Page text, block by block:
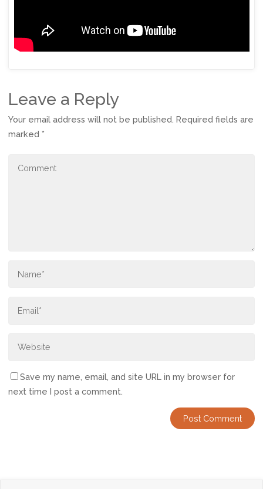
Leave a Reply
Your email address will not be published. Required fields are
marked *
Save my name, email, and site URL in my browser for
next time I post a comment.